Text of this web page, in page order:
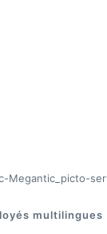
multilingues